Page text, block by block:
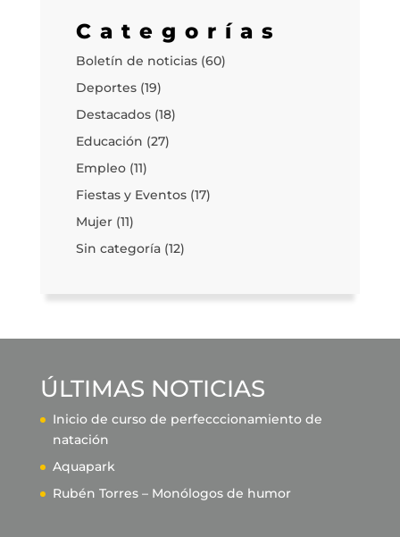
Categorías
Boletín de noticias(60)
Deportes(19)
Destacados(18)
Educación (27)
Empleo(11)
Fiestas y Eventos(17)
Mujer(11)
Sin categoría(12)
ÚLTIMAS NOTICIAS
Inicio de curso de perfecccionamiento de
natación
Aquapark
Rubén Torres – Monólogos de humor